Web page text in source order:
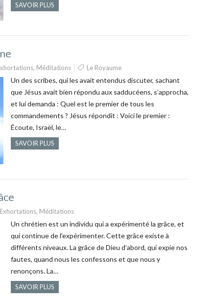
SAVOIR PLUS
, Méditations Le Royaume
Un des scribes, qui les avait entendus discuter, sachant
que Jésus avait bien répondu aux sadducéens, s’approcha,
et lui demanda : Quel est le premier de tous les
commandements ? Jésus répondit : Voici le premier :
Écoute, Israël, le…
SAVOIR PLUS
Exhortations, Méditations
Un chrétien est un individu qui a expérimenté la grâce, et
qui continue de l’expérimenter. Cette grâce existe à
différents niveaux. La grâce de Dieu d’abord, qui expie nos
fautes, quand nous les confessons et que nous y
renonçons. La…
SAVOIR PLUS